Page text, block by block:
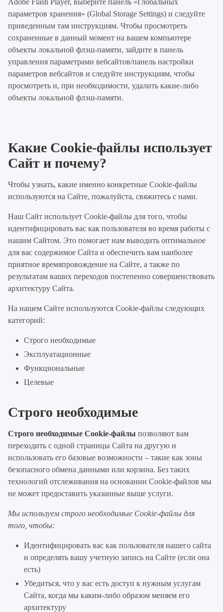
параметров хранения» (Global Storage Settings) и следуйте
приведенным там инструкциям. Чтобы просмотреть
сохраненные в данный момент на вашем компьютере
объекты локальной флэш-памяти, зайдите в панель
управления параметрами вебсайтов/панель настройки
параметров вебсайтов и следуйте инструкциям, чтобы
просмотреть и, при необходимости, удалить какие-либо
объекты локальной флэш-памяти.
Какие Cookie-файлы использует
Сайт и почему?
Чтобы узнать, какие именно конкретные Cookie-файлы
используются на Сайте, пожалуйста, свяжитесь с нами.
Наш Сайт использует Cookie-файлы для того, чтобы
идентифицировать вас как пользователя во время работы с
нашим Сайтом. Это помогает нам выводить оптимальное
для вас содержимое Сайта и обеспечить вам наиболее
приятное времяпровождение на Сайте, а также по
результатам ваших переходов постепенно совершенствовать
архитектуру Сайта.
На нашем Сайте используются Cookie-файлы следующих
категорий:
Строго необходимые
Эксплуатационные
Функциональные
Целевые
Строго необходимые
Строго необходимые Cookie-файлы позволяют вам
переходить с одной страницы Сайта на другую и
использовать его базовые возможности – такие как зоны
безопасного обмена данными или корзина. Без таких
технологий отслеживания на основании Cookie-файлов мы
не может предоставить указанные выше услуги.
Мы используем строго необходимые Cookie-файлы для
того, чтобы:
Идентифицировать вас как пользователя нашего сайта
и определять вашу учетную запись на Сайте (если она
есть)
Убедиться, что у вас есть доступ к нужным услугам
Сайта, когда мы каким-либо образом меняем его
архитектуру